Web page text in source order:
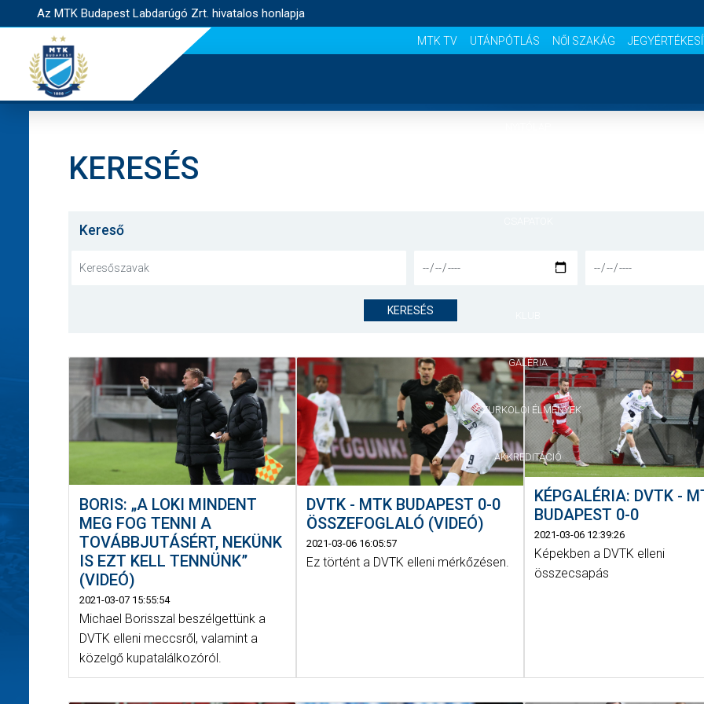
Az MTK Budapest Labdarúgó Zrt. hivatalos honlapja
MTK TV UTÁNPÓTLÁS NŐI SZAKÁG
MÉRKŐZÉSEK
GALÉRIA
SZURKOLÓI ÉLMÉNYEK
AKKREDITÁCIÓ
KERESÉS
Kereső
KERESÉS
BORIS: „A LOKI MINDENT
MEG FOG TENNI A
TOVÁBBJUTÁSÉRT, NEKÜNK
IS EZT KELL TENNÜNK”
(VIDEÓ)
2021-03-07 15:55:54
Michael Borisszal beszélgettünk a
DVTK elleni meccsről, valamint a
közelgő kupatalálkozóról.
DVTK - MTK BUDAPEST 0-0
ÖSSZEFOGLALÓ (VIDEÓ)
2021-03-06 16:05:57
Ez történt a DVTK elleni mérkőzésen.
KÉPGALÉRIA: DVTK -
BUDAPEST 0-0
2021-03-06 12:39:26
Képekben a DVTK elleni
összecsapás